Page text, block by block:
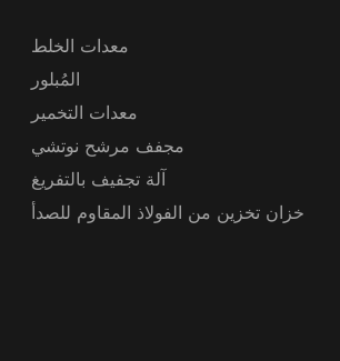
معدات الخلط
المُبلور
معدات التخمير
مجفف مرشح نوتشي
آلة تجفيف بالتفريغ
خزان تخزين من الفولاذ المقاوم للصدأ